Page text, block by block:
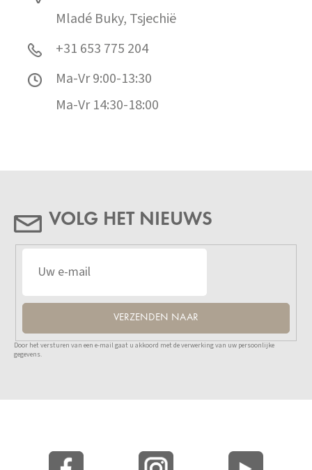
Mladé Buky, Tsjechië
+31 653 775 204
Ma-Vr 9:00-13:30
Ma-Vr 14:30-18:00
VOLG HET NIEUWS
VERZENDEN NAAR
Door het versturen van een e-mail gaat u akkoord met de verwerking van uw persoonlijke
gegevens.